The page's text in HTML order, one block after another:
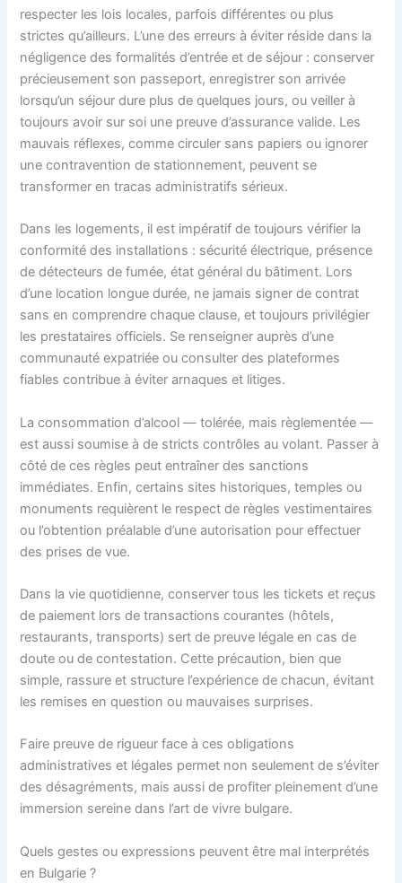
respecter les lois locales, parfois différentes ou plus
strictes qu’ailleurs. L’une des erreurs à éviter réside dans la
négligence des formalités d’entrée et de séjour : conserver
précieusement son passeport, enregistrer son arrivée
lorsqu’un séjour dure plus de quelques jours, ou veiller à
toujours avoir sur soi une preuve d’assurance valide. Les
mauvais réflexes, comme circuler sans papiers ou ignorer
une contravention de stationnement, peuvent se
transformer en tracas administratifs sérieux.
Dans les logements, il est impératif de toujours vérifier la
conformité des installations : sécurité électrique, présence
de détecteurs de fumée, état général du bâtiment. Lors
d’une location longue durée, ne jamais signer de contrat
sans en comprendre chaque clause, et toujours privilégier
les prestataires officiels. Se renseigner auprès d’une
communauté expatriée ou consulter des plateformes
fiables contribue à éviter arnaques et litiges.
La consommation d’alcool — tolérée, mais règlementée —
est aussi soumise à de stricts contrôles au volant. Passer à
côté de ces règles peut entraîner des sanctions
immédiates. Enfin, certains sites historiques, temples ou
monuments requièrent le respect de règles vestimentaires
ou l’obtention préalable d’une autorisation pour effectuer
des prises de vue.
Dans la vie quotidienne, conserver tous les tickets et reçus
de paiement lors de transactions courantes (hôtels,
restaurants, transports) sert de preuve légale en cas de
doute ou de contestation. Cette précaution, bien que
simple, rassure et structure l’expérience de chacun, évitant
les remises en question ou mauvaises surprises.
Faire preuve de rigueur face à ces obligations
administratives et légales permet non seulement de s’éviter
des désagréments, mais aussi de profiter pleinement d’une
immersion sereine dans l’art de vivre bulgare.
Quels gestes ou expressions peuvent être mal interprétés
en Bulgarie ?